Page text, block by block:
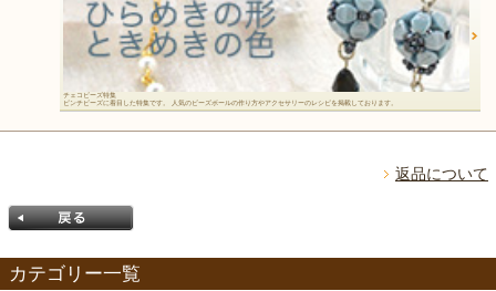
チェコビーズ特集
ピンチビーズに着目した特集です。 人気のビーズボールの作り方やアクセサリーのレシピを掲載しております。
返品について
カテゴリー一覧